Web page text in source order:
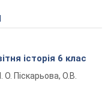
історія 6 клас
О. Піскарьова, О.В.